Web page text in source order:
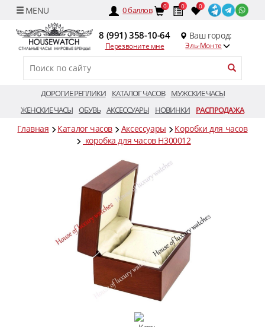
0баллов 0 0 0
8 (991) 358-10-64
Перезвоните мне
Ваш город:
Эль-Монте
ДОРОГИЕ РЕПЛИКИ КАТАЛОГ ЧАСОВ
МУЖСКИЕ ЧАСЫ
ЖЕНСКИЕ ЧАСЫ ОБУВЬ АКСЕССУАРЫ НОВИНКИ РАСПРОДАЖА
Главная Каталог часов Аксессуары
Коробки для часов
коробка для часов H300012